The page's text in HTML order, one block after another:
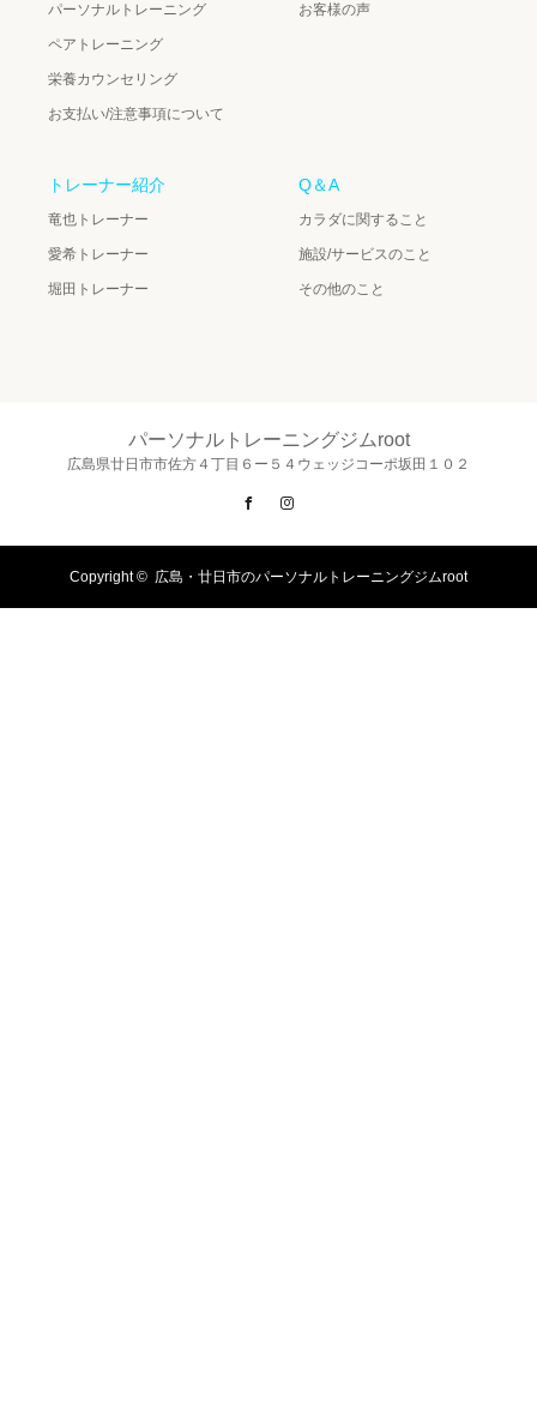
パーソナルトレーニング
ペアトレーニング
栄養カウンセリング
お支払い/注意事項について
お客様の声
トレーナー紹介
竜也トレーナー
愛希トレーナー
堀田トレーナー
Q＆A
カラダに関すること
施設/サービスのこと
その他のこと
パーソナルトレーニングジムroot
広島県廿日市市佐方４丁目６ー５４ウェッジコーポ坂田１０２
Facebook
Copyright © 広島・廿日市のパーソナルトレーニングジムroot